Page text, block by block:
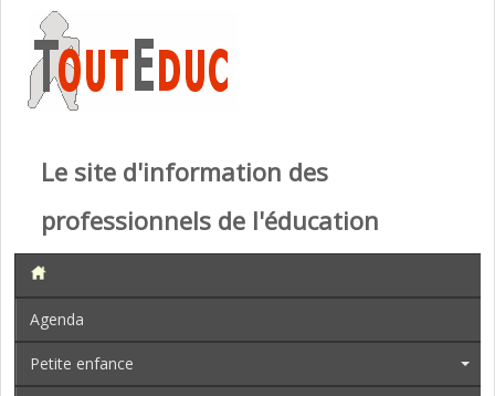
Le site d'information des
professionnels de l'éducation
Agenda
Petite enfance